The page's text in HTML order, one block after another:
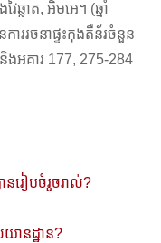
លាត, អិមអេ។ (ឆ្នាំ
ាររចនាផ្ទះកុងតឺន័រចំនួន
អគារ 177, 275-284
ានរៀបចំរួចរាល់?
យានដ្ឋាន?